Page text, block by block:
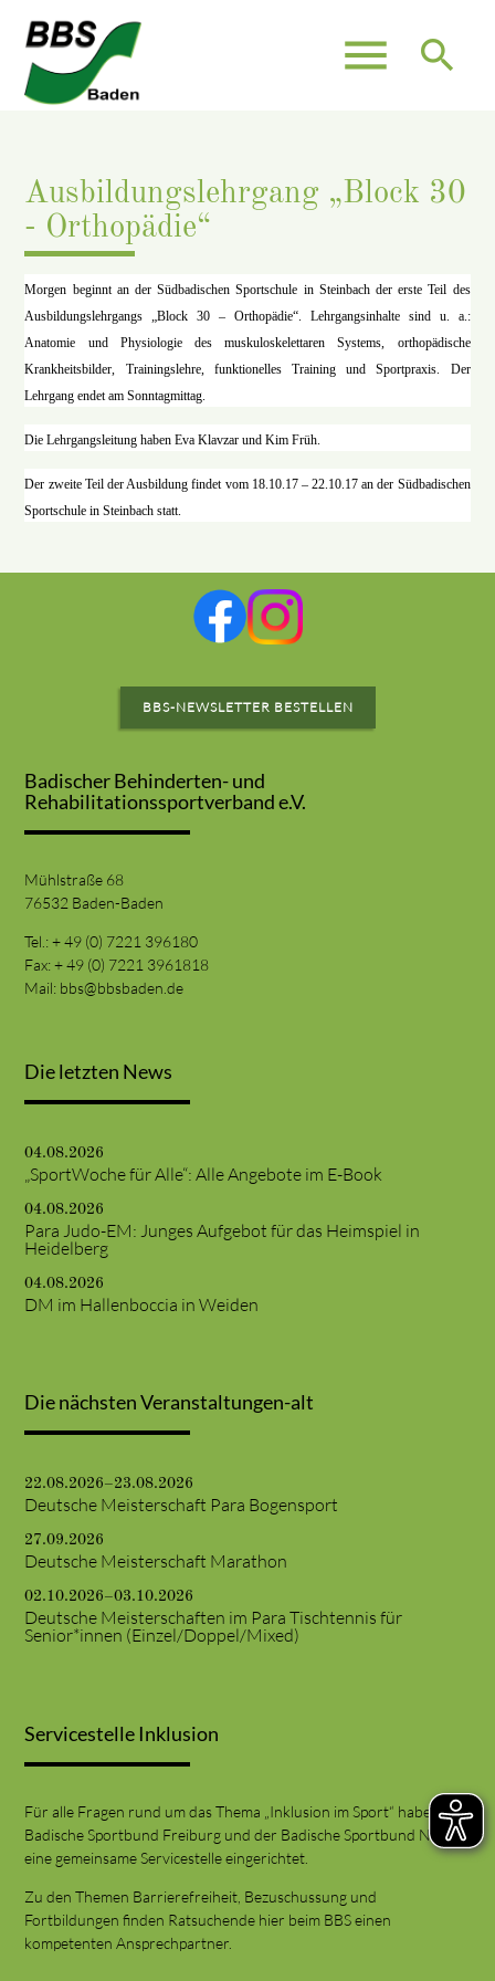
menu search
Ausbildungslehrgang „Block 30
- Orthopädie“
Morgen beginnt an der Südbadischen Sportschule in Steinbach der erste Teil des
Ausbildungslehrgangs „Block 30 – Orthopädie“. Lehrgangsinhalte sind u. a.:
Anatomie und Physiologie des muskuloskelettaren Systems, orthopädische
Krankheitsbilder, Trainingslehre, funktionelles Training und Sportpraxis. Der
Lehrgang endet am Sonntagmittag.
Die Lehrgangsleitung haben Eva Klavzar und Kim Früh.
Der zweite Teil der Ausbildung findet vom 18.10.17 – 22.10.17 an der Südbadischen
Sportschule in Steinbach statt.
BBS-NEWSLETTER BESTELLEN
Badischer Behinderten- und
Rehabilitationssportverband e.V.
Mühlstraße 68
76532 Baden-Baden
Tel.: + 49 (0) 7221 396180
Fax: + 49 (0) 7221 3961818
Mail: bbs@bbsbaden.de
Die letzten News
04.08.2026
„SportWoche für Alle“: Alle Angebote im E-Book
04.08.2026
Para Judo-EM: Junges Aufgebot für das Heimspiel in
Heidelberg
04.08.2026
DM im Hallenboccia in Weiden
Die nächsten Veranstaltungen-alt
22.08.2026–23.08.2026
Deutsche Meisterschaft Para Bogensport
27.09.2026
Deutsche Meisterschaft Marathon
02.10.2026–03.10.2026
Deutsche Meisterschaften im Para Tischtennis für
Senior*innen (Einzel/Doppel/Mixed)
Servicestelle Inklusion
Für alle Fragen rund um das Thema „Inklusion im Sport“ haben der
Badische Sportbund Freiburg und der Badische Sportbund Nord
eine gemeinsame Servicestelle eingerichtet.
Zu den Themen Barrierefreiheit, Bezuschussung und
Fortbildungen finden Ratsuchende hier beim BBS einen
kompetenten Ansprechpartner.